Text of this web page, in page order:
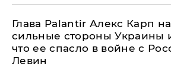
Глава Palantir Алекс Карп
сильные стороны Украины
что ее спасло в войне с
Левин